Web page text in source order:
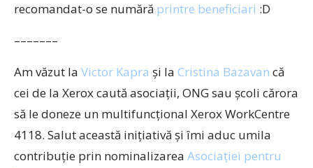
recomandat-o se numără printre beneficiari :D
–––––––
Am văzut la Victor Kapra şi la Cristina Bazavan că
cei de la Xerox caută asociaţii, ONG sau şcoli cărora
să le doneze un multifuncţional Xerox WorkCentre
4118. Salut această iniţiativă şi îmi aduc umila
contribuţie prin nominalizarea Asociaţiei pentru